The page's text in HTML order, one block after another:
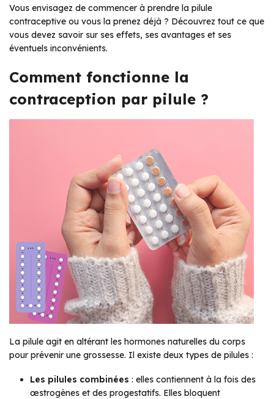
Vous envisagez de commencer à prendre la pilule
contraceptive ou vous la prenez déjà ? Découvrez tout ce que
vous devez savoir sur ses effets, ses avantages et ses
éventuels inconvénients.
Comment fonctionne la
contraception par pilule ?
La pilule agit en altérant les hormones naturelles du corps
pour prévenir une grossesse. Il existe deux types de pilules :
Les pilules combinées : elles contiennent à la fois des
œstrogènes et des progestatifs. Elles bloquent